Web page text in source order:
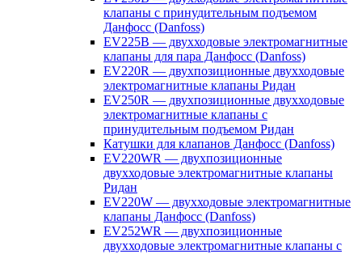
клапаны с принудительным подъемом
Данфосс (Danfoss)
EV225B — двухходовые электромагнитные
клапаны для пара Данфосс (Danfoss)
EV220R — двухпозиционные двухходовые
электромагнитные клапаны Ридан
EV250R — двухпозиционные двухходовые
электромагнитные клапаны с
принудительным подъемом Ридан
Катушки для клапанов Данфосс (Danfoss)
EV220WR — двухпозиционные
двухходовые электромагнитные клапаны
Ридан
EV220W — двухходовые электромагнитные
клапаны Данфосс (Danfoss)
EV252WR — двухпозиционные
двухходовые электромагнитные клапаны с